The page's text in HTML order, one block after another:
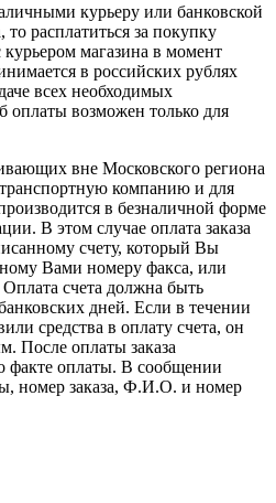
курьеру или банковской
то расплатиться за покупку
магазина в момент
в российских рублях
всех необходимых
оплаты возможен только для
вне Московского региона
компанию и для
в безналичной форме
В этом случае оплата заказа
счету, который Вы
Вами номеру факса, или
счета должна быть
дней. Если в течении
средства в оплату счета, он
После оплаты заказа
факте оплаты. В сообщении
номер заказа, Ф.И.О. и номер